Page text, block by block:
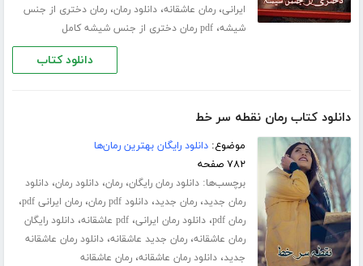
ایرانی،رمان عاشقانه،دانلود رمان،رمان دختری از جنس
شیشه،pdf رمان دختری از جنس شیشه کامل
دانلود کتاب
دانلود کتاب رمان نقطه سر خط
موضوع:دانلود رایگان بهترین رمان‌ها
۷۸۲ صفحه
برچسب‌ها:دانلود رمان رایگان،رمان،دانلود رمان،دانلود
رمان جدید،رمان جدید،دانلود pdf رمان ،رمان ایرانی pdf ،
رمان pdf ،دانلود رمان ایرانی،pdf عاشقانه ،دانلود رایگان
رمان عاشقانه،رمان جدید عاشقانه،دانلود رمان عاشقانه
جدید،دانلود رمان عاشقانه،رمان عاشقانه